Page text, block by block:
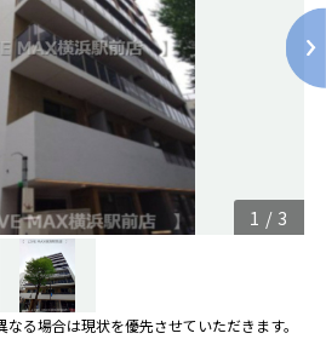
1 / 3
る場合は現状を優先させていただきます。